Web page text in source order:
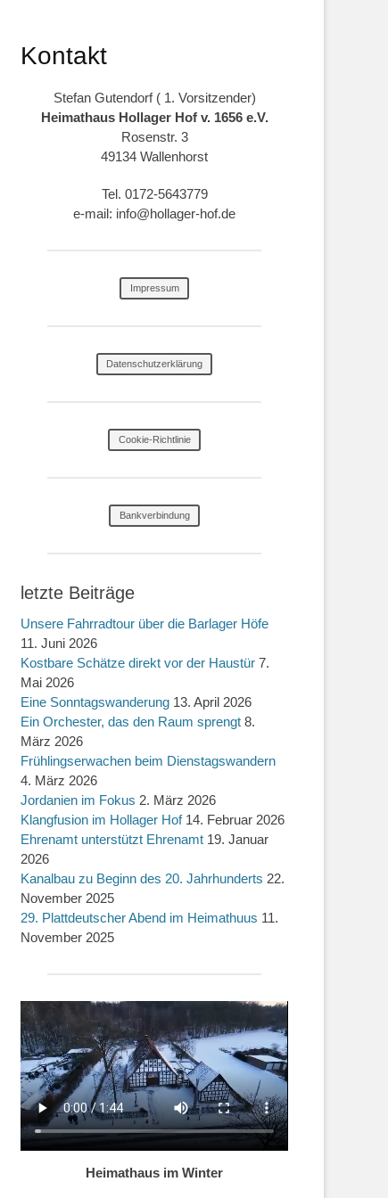
Kontakt
Stefan Gutendorf ( 1. Vorsitzender)
Heimathaus Hollager Hof v. 1656 e.V.
Rosenstr. 3
49134 Wallenhorst
Tel. 0172-5643779
e-mail: info@hollager-hof.de
Impressum
Datenschutzerklärung
Cookie-Richtlinie
Bankverbindung
letzte Beiträge
Unsere Fahrradtour über die Barlager Höfe
11. Juni 2026
Kostbare Schätze direkt vor der Haustür 7.
Mai 2026
Eine Sonntagswanderung 13. April 2026
Ein Orchester, das den Raum sprengt 8.
März 2026
Frühlingserwachen beim Dienstagswandern
4. März 2026
Jordanien im Fokus 2. März 2026
Klangfusion im Hollager Hof 14. Februar 2026
Ehrenamt unterstützt Ehrenamt 19. Januar
2026
Kanalbau zu Beginn des 20. Jahrhunderts 22.
November 2025
29. Plattdeutscher Abend im Heimathuus 11.
November 2025
Heimathaus im Winter